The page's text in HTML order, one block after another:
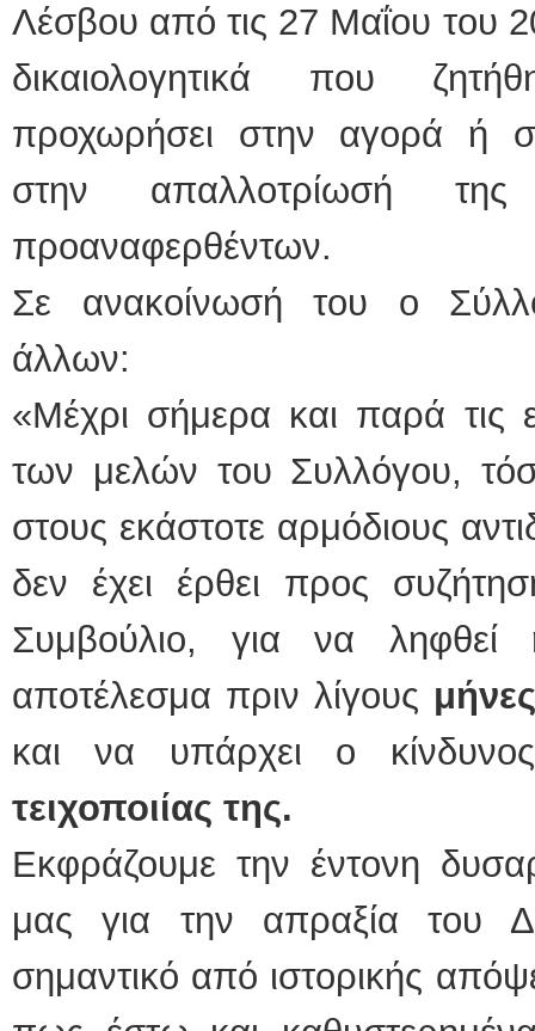
Λέσβου από τις 27 Μαΐου του
δικαιολογητικά που
προχωρήσει στην αγορά ή
στην απαλλοτρίωσή
προαναφερθέντων.
Σε ανακοίνωσή του ο
άλλων:
«Μέχρι σήμερα και παρά τις
των μελών του Συλλόγου,
στους εκάστοτε αρμόδιους
δεν έχει έρθει προς
Συμβούλιο, για να
αποτέλεσμα πριν λίγους
και να υπάρχει ο
τειχοποιίας της.
Εκφράζουμε την έντονη
μας για την απραξία του
σημαντικό από ιστορικής